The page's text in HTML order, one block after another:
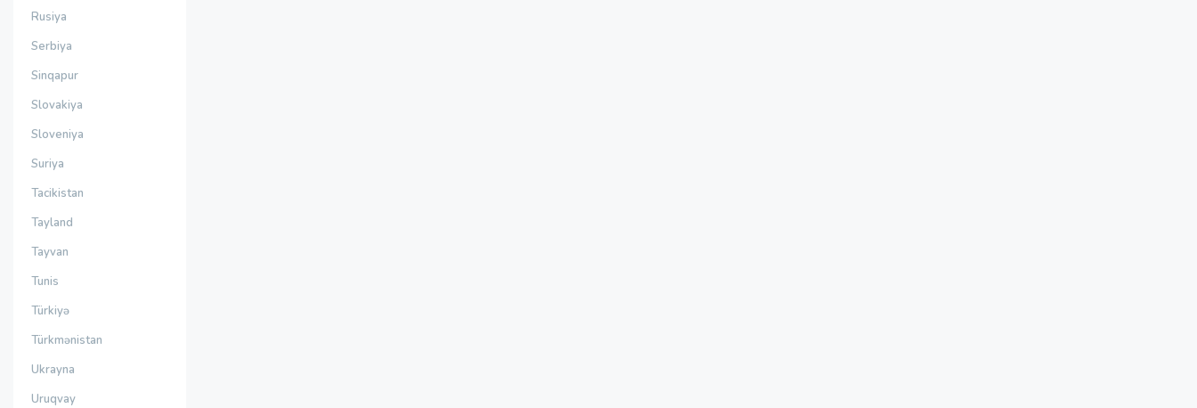
Rusiya
Serbiya
Sinqapur
Slovakiya
Sloveniya
Suriya
Tacikistan
Tayland
Tayvan
Tunis
Türkiyə
Türkmənistan
Ukrayna
Uruqvay